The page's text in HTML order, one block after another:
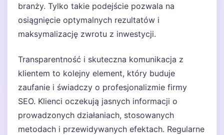
branży. Tylko takie podejście pozwala na
osiągnięcie optymalnych rezultatów i
maksymalizację zwrotu z inwestycji.
Transparentność i skuteczna komunikacja z
klientem to kolejny element, który buduje
zaufanie i świadczy o profesjonalizmie firmy
SEO. Klienci oczekują jasnych informacji o
prowadzonych działaniach, stosowanych
metodach i przewidywanych efektach. Regularne